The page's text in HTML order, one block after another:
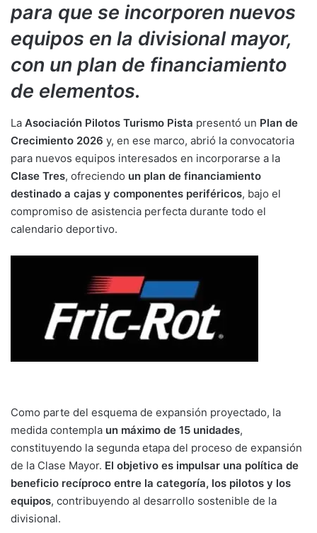
para que se incorporen nuevos
equipos en la divisional mayor,
con un plan de financiamiento
de elementos.
La Asociación Pilotos Turismo Pista presentó un Plan de
Crecimiento 2026 y, en ese marco, abrió la convocatoria
para nuevos equipos interesados en incorporarse a la
Clase Tres, ofreciendo un plan de financiamiento
destinado a cajas y componentes periféricos, bajo el
compromiso de asistencia perfecta durante todo el
calendario deportivo.
Como parte del esquema de expansión proyectado, la
medida contempla un máximo de 15 unidades,
constituyendo la segunda etapa del proceso de expansión
de la Clase Mayor. El objetivo es impulsar una política de
beneficio recíproco entre la categoría, los pilotos y los
equipos, contribuyendo al desarrollo sostenible de la
divisional.